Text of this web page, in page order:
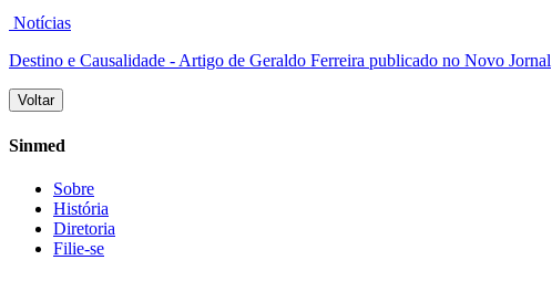
Notícias
Destino e Causalidade - Artigo de Geraldo Ferreira publicado no Novo Jornal
Voltar
Sinmed
Sobre
História
Diretoria
Filie-se